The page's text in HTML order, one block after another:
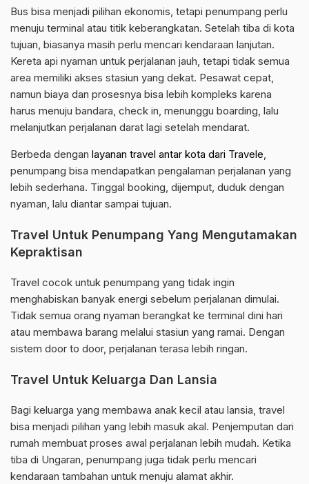
Bus bisa menjadi pilihan ekonomis, tetapi penumpang perlu
menuju terminal atau titik keberangkatan. Setelah tiba di kota
tujuan, biasanya masih perlu mencari kendaraan lanjutan.
Kereta api nyaman untuk perjalanan jauh, tetapi tidak semua
area memiliki akses stasiun yang dekat. Pesawat cepat,
namun biaya dan prosesnya bisa lebih kompleks karena
harus menuju bandara, check in, menunggu boarding, lalu
melanjutkan perjalanan darat lagi setelah mendarat.
Berbeda dengan layanan travel antar kota dari Travele,
penumpang bisa mendapatkan pengalaman perjalanan yang
lebih sederhana. Tinggal booking, dijemput, duduk dengan
nyaman, lalu diantar sampai tujuan.
Travel Untuk Penumpang Yang Mengutamakan
Kepraktisan
Travel cocok untuk penumpang yang tidak ingin
menghabiskan banyak energi sebelum perjalanan dimulai.
Tidak semua orang nyaman berangkat ke terminal dini hari
atau membawa barang melalui stasiun yang ramai. Dengan
sistem door to door, perjalanan terasa lebih ringan.
Travel Untuk Keluarga Dan Lansia
Bagi keluarga yang membawa anak kecil atau lansia, travel
bisa menjadi pilihan yang lebih masuk akal. Penjemputan dari
rumah membuat proses awal perjalanan lebih mudah. Ketika
tiba di Ungaran, penumpang juga tidak perlu mencari
kendaraan tambahan untuk menuju alamat akhir.